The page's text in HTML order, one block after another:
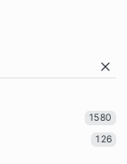
1580
126